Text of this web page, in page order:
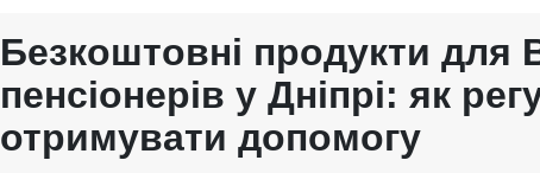
Безкоштовні продукти для
пенсіонерів у Дніпрі: як
отримувати допомогу